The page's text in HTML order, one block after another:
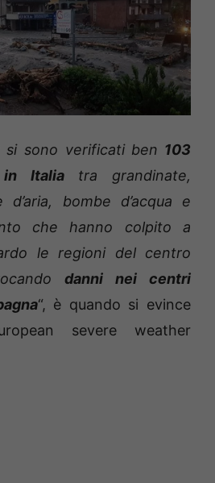
sono verificati ben 103
Italiatra grandinate,
bombe d’acqua e
che hanno colpito a
le regioni del centro
danni nei centri
“, è quando si evince
severe weather